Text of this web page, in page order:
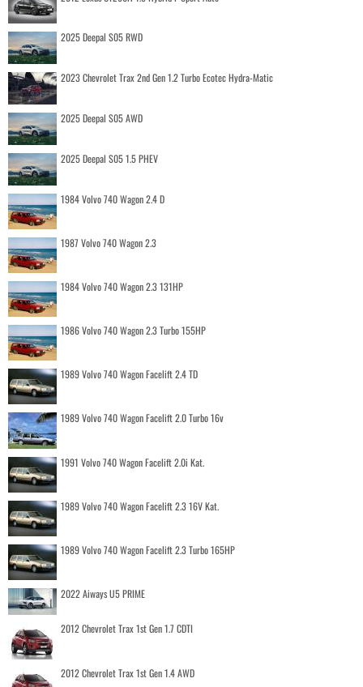
2025 Deepal S05 RWD
2023 Chevrolet Trax 2nd Gen 1.2 Turbo Ecotec Hydra-Matic
2025 Deepal S05 AWD
2025 Deepal S05 1.5 PHEV
1984 Volvo 740 Wagon 2.4 D
1987 Volvo 740 Wagon 2.3
1984 Volvo 740 Wagon 2.3 131HP
1986 Volvo 740 Wagon 2.3 Turbo 155HP
1989 Volvo 740 Wagon Facelift 2.4 TD
1989 Volvo 740 Wagon Facelift 2.0 Turbo 16v
1991 Volvo 740 Wagon Facelift 2.0i Kat.
1989 Volvo 740 Wagon Facelift 2.3 16V Kat.
1989 Volvo 740 Wagon Facelift 2.3 Turbo 165HP
2022 Aiways U5 PRIME
2012 Chevrolet Trax 1st Gen 1.7 CDTI
2012 Chevrolet Trax 1st Gen 1.4 AWD